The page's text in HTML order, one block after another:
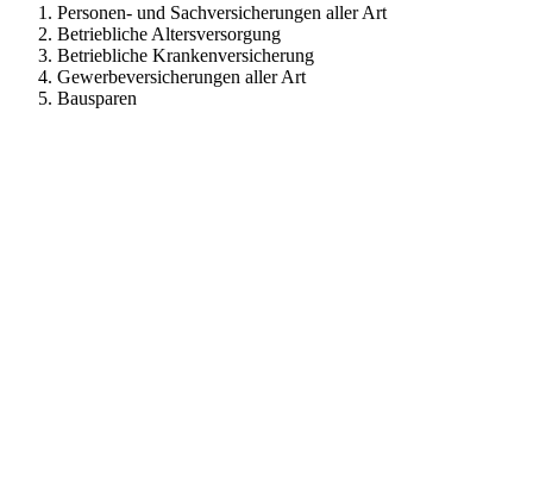
Personen- und Sachversicherungen aller Art
Betriebliche Altersversorgung
Betriebliche Krankenversicherung
Gewerbeversicherungen aller Art
Bausparen